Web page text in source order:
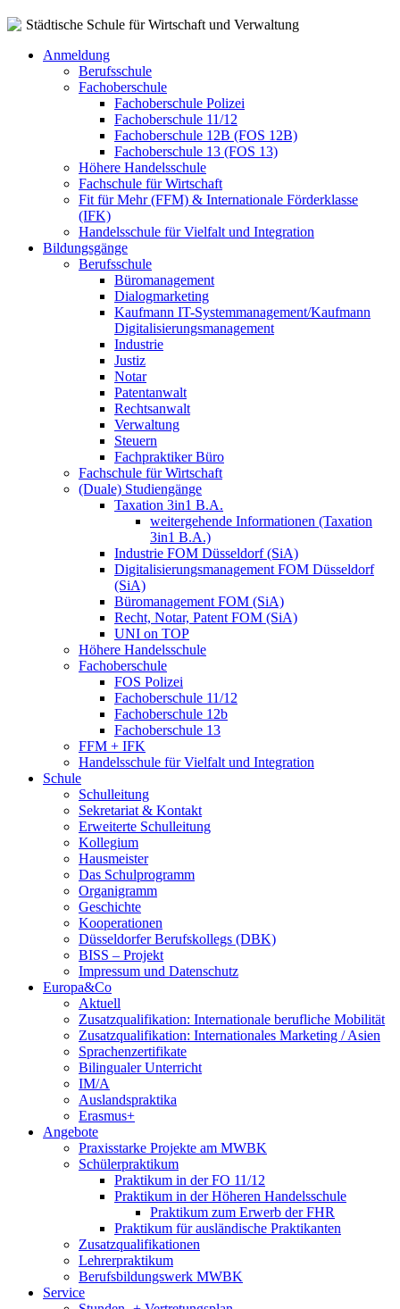
Städtische Schule für Wirtschaft und Verwaltung
Anmeldung
Berufsschule
Fachoberschule
Fachoberschule Polizei
Fachoberschule 11/12
Fachoberschule 12B (FOS 12B)
Fachoberschule 13 (FOS 13)
Höhere Handelsschule
Fachschule für Wirtschaft
Fit für Mehr (FFM) & Internationale Förderklasse
(IFK)
Handelsschule für Vielfalt und Integration
Bildungsgänge
Berufsschule
Büromanagement
Dialogmarketing
Kaufmann IT-Systemmanagement/Kaufmann
Digitalisierungsmanagement
Industrie
Justiz
Notar
Patentanwalt
Rechtsanwalt
Verwaltung
Steuern
Fachpraktiker Büro
Fachschule für Wirtschaft
(Duale) Studiengänge
Taxation 3in1 B.A.
weitergehende Informationen (Taxation
3in1 B.A.)
Industrie FOM Düsseldorf (SiA)
Digitalisierungsmanagement FOM Düsseldorf
(SiA)
Büromanagement FOM (SiA)
Recht, Notar, Patent FOM (SiA)
UNI on TOP
Höhere Handelsschule
Fachoberschule
FOS Polizei
Fachoberschule 11/12
Fachoberschule 12b
Fachoberschule 13
FFM + IFK
Handelsschule für Vielfalt und Integration
Schule
Schulleitung
Sekretariat & Kontakt
Erweiterte Schulleitung
Kollegium
Hausmeister
Das Schulprogramm
Organigramm
Geschichte
Kooperationen
Düsseldorfer Berufskollegs (DBK)
BISS – Projekt
Impressum und Datenschutz
Europa&Co
Aktuell
Zusatzqualifikation: Internationale berufliche Mobilität
Zusatzqualifikation: Internationales Marketing / Asien
Sprachenzertifikate
Bilingualer Unterricht
IM/A
Auslandspraktika
Erasmus+
Angebote
Praxisstarke Projekte am MWBK
Schülerpraktikum
Praktikum in der FO 11/12
Praktikum in der Höheren Handelsschule
Praktikum zum Erwerb der FHR
Praktikum für ausländische Praktikanten
Zusatzqualifikationen
Lehrerpraktikum
Berufsbildungswerk MWBK
Service